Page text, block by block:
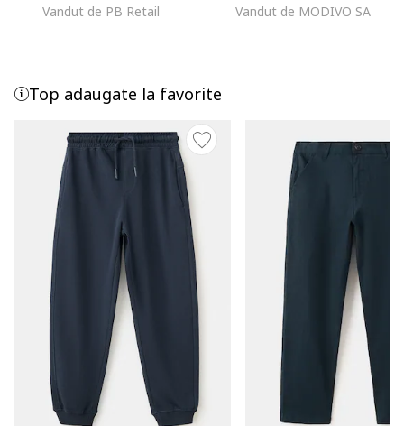
Vandut de PB Retail Vandut de MODIVO SA
Top adaugate la favorite